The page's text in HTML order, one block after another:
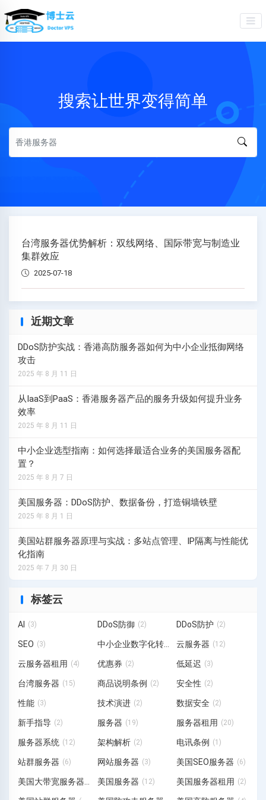
搜索让世界变得简单
台湾服务器优势解析：双线网络、国际带宽与制造业
集群效应
2025-07-18
近期文章
DDoS防护实战：香港高防服务器如何为中小企业抵御网络
攻击
2025 年 8 月 11 日
从IaaS到PaaS：香港服务器产品的服务升级如何提升业务
效率
2025 年 8 月 11 日
中小企业选型指南：如何选择最适合业务的美国服务器配
置？
2025 年 8 月 7 日
美国服务器：DDoS防护、数据备份，打造铜墙铁壁
2025 年 8 月 1 日
美国站群服务器原理与实战：多站点管理、IP隔离与性能优
化指南
2025 年 7 月 30 日
标签云
AI (3) DDoS防御 (2) DDoS防护 (2)
SEO (3) 中小企业数字化转型 (3)
云服务器 (12)
云服务器租用 (4) 优惠券 (2) 低延迟 (3)
台湾服务器 (15) 商品说明条例 (2) 安全性 (2)
性能 (3) 技术演进 (2) 数据安全 (2)
新手指导 (2) 服务器 (19) 服务器租用 (20)
服务器系统 (12) 架构解析 (2) 电讯条例 (1)
站群服务器 (6) 网站服务器 (3) 美国SEO服务器 (6)
美国大带宽服务器 美国服务器 (12) 美国服务器租用 (2)